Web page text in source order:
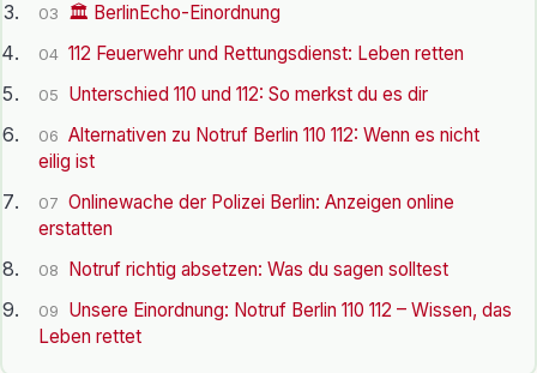
03 🏛️ BerlinEcho-Einordnung
04 112 Feuerwehr und Rettungsdienst: Leben retten
05 Unterschied 110 und 112: So merkst du es dir
06 Alternativen zu Notruf Berlin 110 112: Wenn es nicht
eilig ist
07 Onlinewache der Polizei Berlin: Anzeigen online
erstatten
08 Notruf richtig absetzen: Was du sagen solltest
09
Unsere Einordnung: Notruf Berlin 110 112 – Wissen, das
Leben rettet